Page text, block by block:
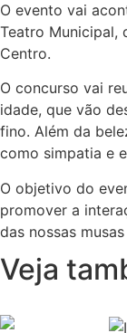
O evento vai
Teatro Municipal,
Centro.
O concurso vai
idade, que vão
fino. Além da
como simpatia e
O objetivo do
promover a
das nossas
Veja